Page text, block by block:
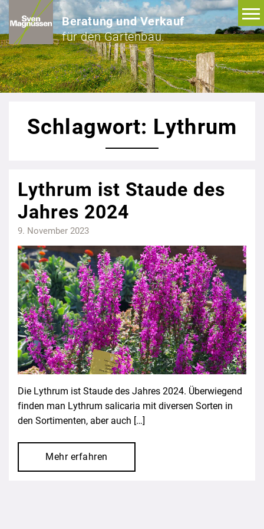
Beratung und Verkauf
für den Gartenbau.
Schlagwort: Lythrum
Lythrum ist Staude des
Jahres 2024
9. November 2023
Die Lythrum ist Staude des Jahres 2024. Überwiegend
finden man Lythrum salicaria mit diversen Sorten in
den Sortimenten, aber auch […]
Mehr erfahren